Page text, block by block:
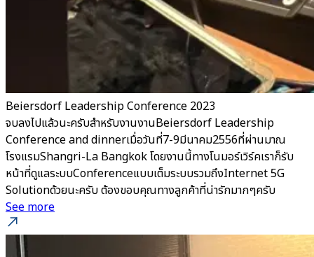
Beiersdorf Leadership Conference 2023
จบลงไปแล้วนะครับสำหรับงานงานBeiersdorf Leadership
Conference and dinnerเมื่อวันที่7-9มีนาคม2556ที่ผ่านมาณ
โรงแรมShangri-La Bangkok โดยงานนี้ทางโนมอร์เวิร์คเราก็รับ
หน้าที่ดูแลระบบConferenceแบบเต็มระบบรวมถึงInternet 5G
Solutionด้วยนะครับ ต้องขอบคุณทางลูกค้าที่น่ารักมากๆครับ
See more